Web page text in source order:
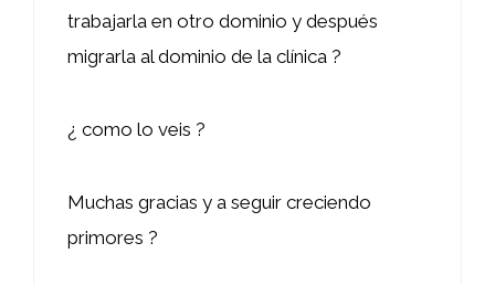
trabajarla en otro dominio y después
migrarla al dominio de la clínica ?
¿ como lo veis ?
Muchas gracias y a seguir creciendo
primores ?